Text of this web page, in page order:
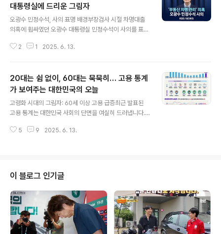
대통령실에 드리운 그림자
오광수 민정수석, 사의 표명 배경부장검사 시절 차명대출
의혹에 휩싸였던 오광수 대통령실 민정수석이 사의를 표명
있으며, 새 정부 출범 이후 고위직 낙마의 첫 사례가 될 가
의 표명, 대통령에게 전달대통령실 관계자에 따르면, 오 수
석은 최근 이재명 대통령에게 사퇴 의사를 전달했습니다.
현재 이 대통령이 오 수석의 사의를 수용했는지 여부는 공
식적으로 확인되지 않았습니다. 그러나 대통령의 결정에
따라 향후 정국에 미치는 영향이 클 것으로 보입니다. 차명
재산 의혹의 핵심 쟁점오 수석은 임명 직후부터 여러 의혹
2 1 2025. 6. 13.
20대는 쉼 없이, 60대는 묵묵히… 고용 통계
가 보여주는 대한민국의 오늘
고령화 시대의 그림자: 60세 이상 고용 급증최근 발표된
고용 통계는 대한민국 사회의 단면을 여실히 드러냅니다.
넘어선 것은 주목할 만한 변화입니다. 이는 전체 취업자 증
다 24만 5천 명 증가했습니다. 그러나 연령대별로 살펴보
면 뚜렷한 차이를 보입니다. 15~29세 청년 취업자는 15
만 명이나 감소한 반면, 60세 이상 취업자는 37만 명이나
증가했습니다. 이러한 현상은 단순히 인구 고령화의 영향
만으로 설명하기 어렵습니다. 고령층의 증가와 더불어, 은
퇴 후에도 생계를 위해 ..
5 9 2025. 6. 13.
이 블로그 인기글